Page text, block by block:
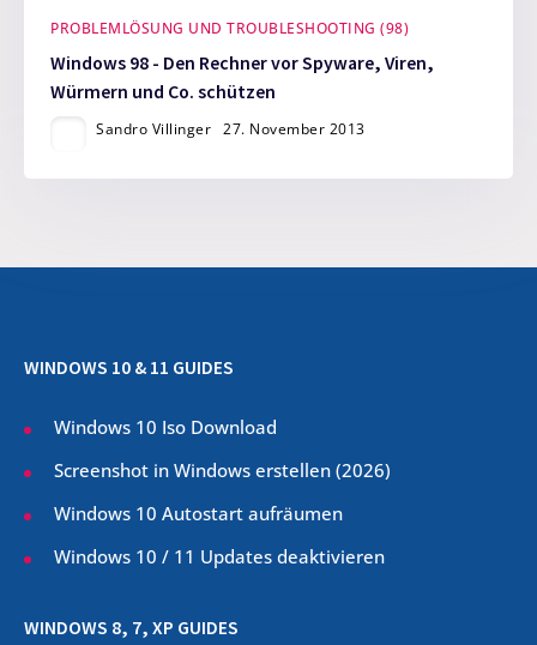
PROBLEMLÖSUNG UND TROUBLESHOOTING (98)
Windows 98 - Den Rechner vor Spyware, Viren,
Würmern und Co. schützen
Sandro Villinger 27. November 2013
WINDOWS 10 & 11 GUIDES
Windows 10 Iso Download
Screenshot in Windows erstellen (2026)
Windows 10 Autostart aufräumen
Windows 10 / 11 Updates deaktivieren
WINDOWS 8, 7, XP GUIDES